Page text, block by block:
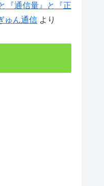
『通信量』と『正
ゅん通信 より